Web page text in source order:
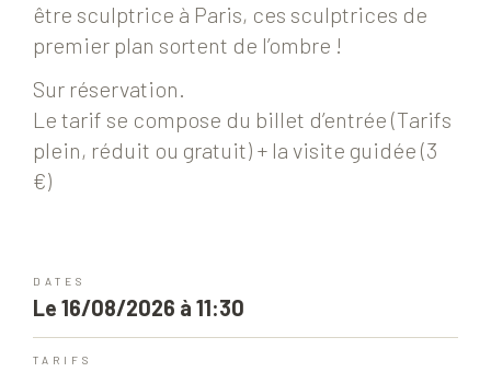
être sculptrice à Paris, ces sculptrices de
premier plan sortent de l’ombre !
Sur réservation.
Le tarif se compose du billet d’entrée (Tarifs
plein, réduit ou gratuit) + la visite guidée (3
€)
DATES
Le 16/08/2026 à 11:30
TARIFS